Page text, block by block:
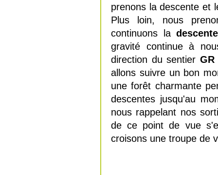
prenons la descente et
Plus loin, nous
continuons ladescente
gravité continue à
direction du sentier GR
allons suivre un bon
une forêt charmante
descentes jusqu'au
nous rappelant nos
de ce point de vue
croisons une troupe de